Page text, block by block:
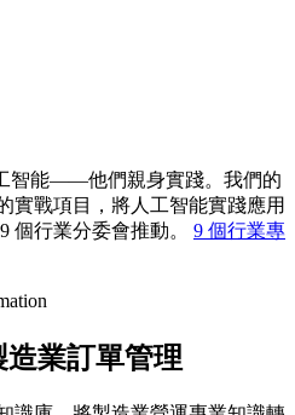
智能——他們親身實踐。我們的
實戰項目，將人工智能實踐應用
個行業分委會推動。
9 個行業專
業訂單管理